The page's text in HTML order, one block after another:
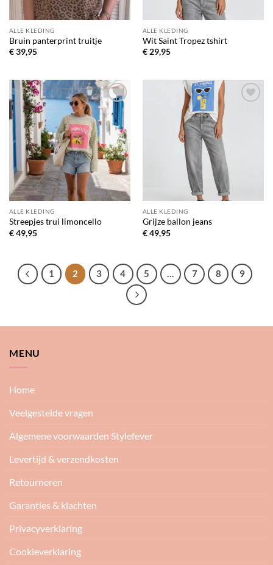
ALLE KLEDING
Bruin panterprint truitje
€39,95
ALLE KLEDING
Wit Saint Tropez tshirt
€29,95
Toevoegen
aan
verlanglijst
ALLE KLEDING
Streepjes trui limoncello
€49,95
Toevoegen
ALLE KLEDING
Grijze ballon jeans
€49,95
1 2 3 4 5 … 7 8 9
MENU
Home
Veelgestelde vragen
Algemene voorwaarden Stylefever
Levertijd & verzendkosten
Retourneren
Garanties & klachten
Privacyverklaring
Cookieverklaring